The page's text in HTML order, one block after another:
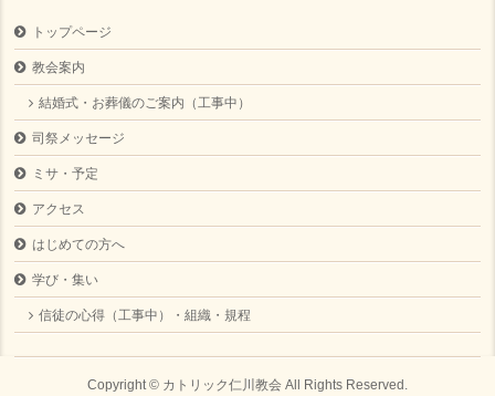
トップページ
教会案内
結婚式・お葬儀のご案内（工事中）
司祭メッセージ
ミサ・予定
アクセス
はじめての方へ
学び・集い
信徒の心得（工事中）・組織・規程
Copyright © カトリック仁川教会All Rights Reserved.